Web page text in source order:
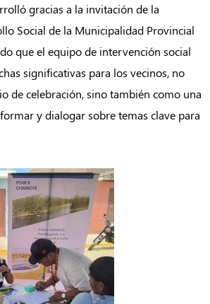
gracias a la invitación de la
Social de la Municipalidad Provincial
que el equipo de intervención social
significativas para los vecinos, no
de celebración, sino también como una
y dialogar sobre temas clave para